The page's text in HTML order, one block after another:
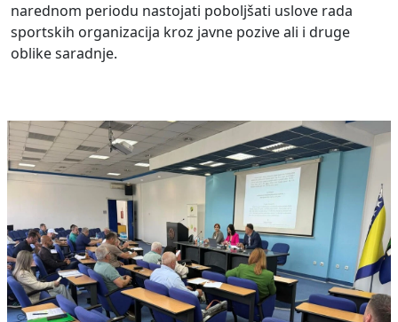
narednom periodu nastojati poboljšati uslove rada
sportskih organizacija kroz javne pozive ali i druge
oblike saradnje.